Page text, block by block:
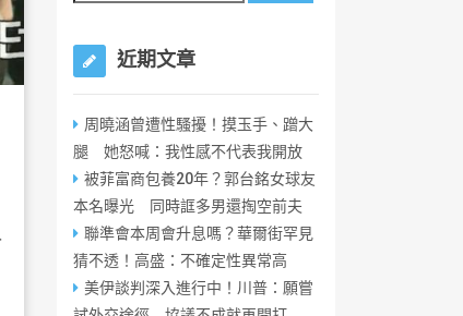
近期文章
周曉涵曾遭性騷擾！摸玉手、蹭大
腿 她怒喊：我性感不代表我開放
被菲富商包養20年？郭台銘女球友
本名曝光 同時誆多男還掏空前夫
聯準會本周會升息嗎？華爾街罕見
猜不透！高盛：不確定性異常高
美伊談判深入進行中！川普：願嘗